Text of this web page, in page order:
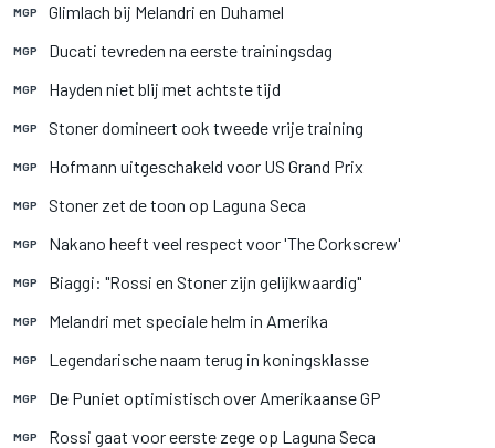
MGP Glimlach bij Melandri en Duhamel
MGP Ducati tevreden na eerste trainingsdag
MGP Hayden niet blij met achtste tijd
MGP Stoner domineert ook tweede vrije training
MGP Hofmann uitgeschakeld voor US Grand Prix
MGP Stoner zet de toon op Laguna Seca
MGP Nakano heeft veel respect voor 'The Corkscrew'
MGP Biaggi: "Rossi en Stoner zijn gelijkwaardig"
MGP Melandri met speciale helm in Amerika
MGP Legendarische naam terug in koningsklasse
MGP De Puniet optimistisch over Amerikaanse GP
MGP Rossi gaat voor eerste zege op Laguna Seca